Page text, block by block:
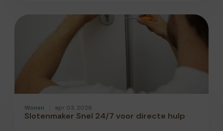
Wonen apr 03, 2026
Slotenmaker Snel 24/7 voor directe hulp